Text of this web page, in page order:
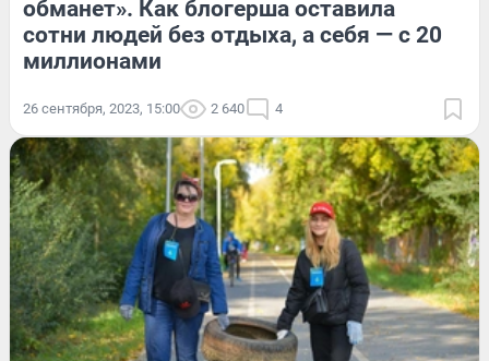
обманет». Как блогерша оставила
сотни людей без отдыха, а себя — с 20
миллионами
26 сентября, 2023, 15:00 2 640 4